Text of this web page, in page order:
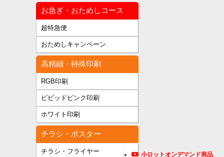
お急ぎ・おためしコース
超特急便
おためしキャンペーン
高精細・特殊印刷
RGB印刷
ビビッドピンク印刷
ホワイト印刷
チラシ・ポスター
チラシ・フライヤー 小ロットオンデマンド商品